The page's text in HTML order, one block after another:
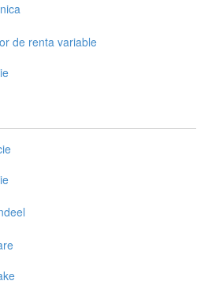
de renta variable